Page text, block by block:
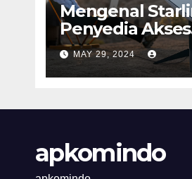
Mengenal
Penyedia Akses
Internet
Berkecepatan
Tinggi
MAY 29, 2024
apkomindo